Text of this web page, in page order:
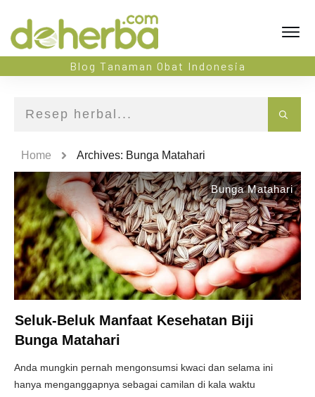
Blog Tanaman Obat Indonesia
Home Archives: Bunga Matahari
Bunga Matahari
Seluk-Beluk Manfaat Kesehatan Biji
Bunga Matahari
Anda mungkin pernah mengonsumsi kwaci dan selama ini
hanya menganggapnya sebagai camilan di kala waktu